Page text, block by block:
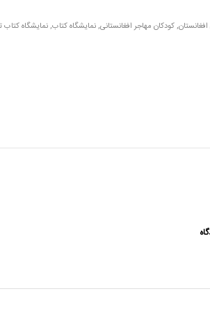
,کودکان مهاجر افغانستانی,نمایشگاه کتاب,نمایشگاه کتاب